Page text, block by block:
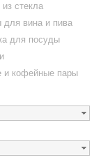
стекла
для вина и пива
для посуды
и кофейные пары
посуды
сервировки